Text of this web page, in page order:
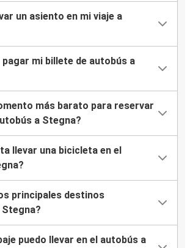
un asiento en mi viaje a
pagar mi billete de autobús a
más barato para reservar
a Stegna?
llevar una bicicleta en el
principales destinos
puedo llevar en el autobús a